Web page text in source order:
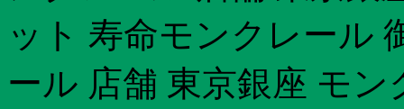
ット 寿命モンクレール
ール 店舗 東京銀座 モ